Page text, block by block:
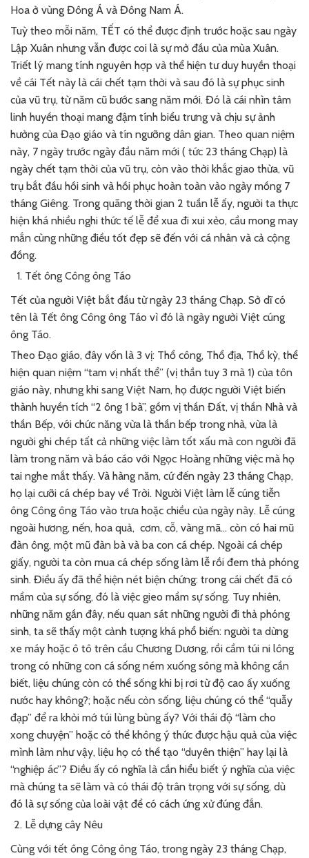
Hoa ở vùng Đông Á và Đông Nam Á.
Tuỳ theo mỗi năm, TẾT có thể được định trước hoặc sau ngày
Lập Xuân nhưng vẫn được coi là sự mở đầu của mùa Xuân.
Triết lý mang tính nguyên hợp và thể hiện tư duy huyền thoại
về cái Tết này là cái chết tạm thời và sau đó là sự phục sinh
của vũ trụ, từ năm cũ bước sang năm mới. Đó là cái nhìn tâm
linh huyền thoại mang đậm tính biểu trưng và chịu sự ảnh
hưởng của Đạo giáo và tín ngưỡng dân gian. Theo quan niệm
này, 7 ngày trước ngày đầu năm mới ( tức 23 tháng Chạp) là
ngày chết tạm thời của vũ trụ, còn vào thời khắc giao thừa, vũ
trụ bắt đầu hồi sinh và hồi phục hoàn toàn vào ngày mồng 7
tháng Giêng. Trong quãng thời gian 2 tuần lễ ấy, người ta thực
hiện khá nhiều nghi thức tế lễ để xua đi xui xẻo, cầu mong may
mắn cùng những điều tốt đẹp sẽ đến với cá nhân và cả cộng
đồng.
Tết ông Công ông Táo
Tết của người Việt bắt đầu từ ngày 23 tháng Chạp. Sở dĩ có
tên là Tết ông Công ông Táo vì đó là ngày người Việt cúng
ông Táo.
Theo Đạo giáo, đây vốn là 3 vị: Thổ công, Thổ địa, Thổ kỳ, thể
hiện quan niệm “tam vị nhất thể” (vị thần tuy 3 mà 1) của tôn
giáo này, nhưng khi sang Việt Nam, họ được người Việt biến
thành huyền tích “2 ông 1 bà”, gồm vị thần Đất, vị thần Nhà và
thần Bếp, với chức năng vừa là thần bếp trong nhà, vừa là
người ghi chép tất cả những việc làm tốt xấu mà con người đã
làm trong năm và báo cáo với Ngọc Hoàng những việc mà họ
tai nghe mắt thấy. Và hàng năm, cứ đến ngày 23 tháng Chạp,
họ lại cưỡi cá chép bay về Trời. Người Việt làm lễ cúng tiễn
ông Công ông Táo vào trưa hoặc chiều của ngày này. Lễ cúng
ngoài hương, nến, hoa quả, cơm, cỗ, vàng mã… còn có hai mũ
đàn ông, một mũ đàn bà và ba con cá chép. Ngoài cá chép
giấy, người ta còn mua cá chép sống làm lễ rồi đem thả phóng
sinh. Điều ấy đã thể hiện nét biện chứng: trong cái chết đã có
mầm của sự sống, đó là việc gieo mầm sự sống. Tuy nhiên,
những năm gần đây, nếu quan sát những người đi thả phóng
sinh, ta sẽ thấy một cảnh tượng khá phổ biến: người ta dừng
xe máy hoặc ô tô trên cầu Chương Dương, rồi cầm túi ni lông
trong có những con cá sống ném xuống sông mà không cần
biết, liệu chúng còn có thể sống khi bị rơi từ độ cao ấy xuống
nước hay không?; hoặc nếu còn sống, liệu chúng có thể “quẫy
đạp” để ra khỏi mớ túi lùng bùng ấy? Với thái độ “làm cho
xong chuyện” hoặc có thể không ý thức được hậu quả của việc
mình làm như vậy, liệu họ có thể tạo “duyên thiện” hay lại là
“nghiệp ác”? Điều ấy có nghĩa là cần hiểu biết ý nghĩa của việc
mà chúng ta sẽ làm và có thái độ trân trọng với sự sống, dù
đó là sự sống của loài vật để có cách ứng xử đúng đắn.
Lễ dựng cây Nêu
Cùng với tết ông Công ông Táo, trong ngày 23 tháng Chạp,